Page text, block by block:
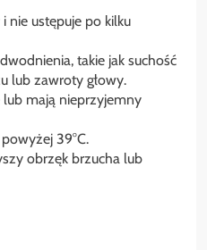
nie ustępuje po kilku
takie jak suchość
lub zawroty głowy.
mają nieprzyjemny
39°C.
obrzęk brzucha lub